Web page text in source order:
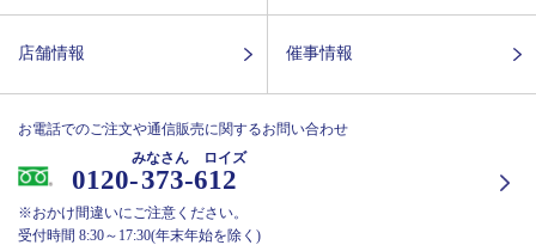
店舗情報 催事情報
お電話でのご注文や通信販売に関するお問い合わせ
0120-373-612
みなさん ロイズ
※おかけ間違いにご注意ください。
受付時間 8:30～17:30(年末年始を除く)